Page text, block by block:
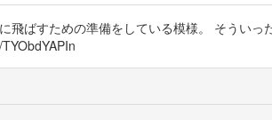
ばすための準備をしている模様。 そういっ